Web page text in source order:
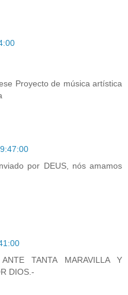
Proyecto de música artística
por DEUS, nós amamos
TANTA MARAVILLA Y
DIOS.-